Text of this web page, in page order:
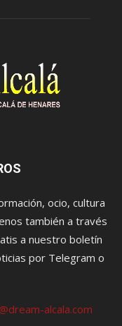
ocio, cultura
también a través
a nuestro boletín
por Telegram o
alcala.com